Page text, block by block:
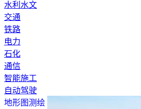
水利水文
交通
铁路
电力
石化
通信
智能施工
自动驾驶
地形图测绘